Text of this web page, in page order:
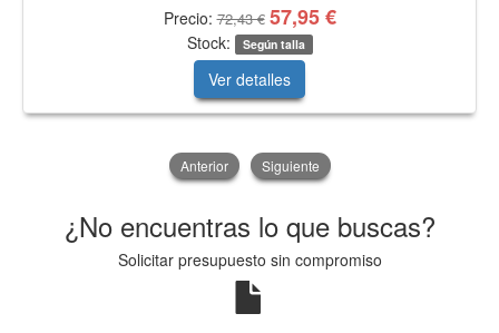
Precio:72,43 € 57,95 €
Stock: Según talla
Ver detalles
Anterior Siguiente
¿No encuentras lo que buscas?
Solicitar presupuesto sin compromiso